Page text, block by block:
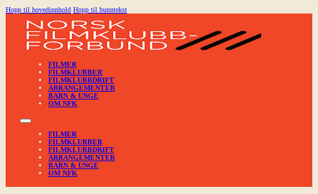
Hopp til hovedinnhold Hopp til bunntekst
FILMER
FILMKLUBBER
FILMKLUBBDRIFT
ARRANGEMENTER
BARN & UNGE
OM NFK
FILMER
FILMKLUBBER
FILMKLUBBDRIFT
ARRANGEMENTER
BARN & UNGE
OM NFK